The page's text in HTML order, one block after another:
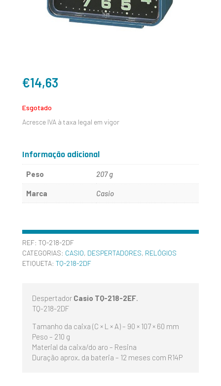
€14,63
Esgotado
Acresce IVA à taxa legal em vigor
Informação adicional
Peso 207 g
Marca Casio
REF: TQ-218-2DF
CATEGORIAS: CASIO, DESPERTADORES, RELÓGIOS
ETIQUETA: TQ-218-2DF
Despertador Casio TQ-218-2EF.
TQ-218-2DF
Tamanho da caixa (C × L × A) – 90 × 107 × 60 mm
Peso – 210 g
Material da caixa/do aro – Resina
Duração aprox. da bateria – 12 meses com R14P